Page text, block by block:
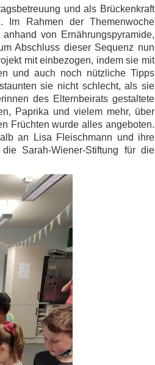
und als Brückenkraft
Im Rahmen der Themenwoche
von Ernährungspyramide,
Abschluss dieser Sequenz nun
mit einbezogen, indem sie mit
und auch noch nützliche Tipps
sie nicht schlecht, als sie
des Elternbeirats gestaltete
Paprika und vielem mehr, über
Früchten wurde alles angeboten.
an Lisa Fleischmann und ihre
Sarah-Wiener-Stiftung für die